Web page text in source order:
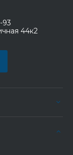
93
44к2